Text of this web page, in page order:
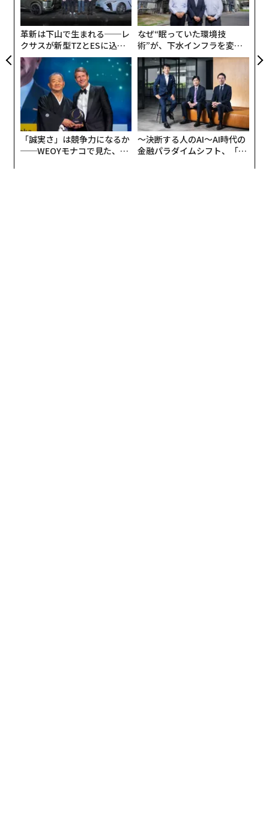
ャーたちをなんとかして排除しようとするはずだ、と考
える人もいるかもしれない。ところが、無能なマネージ
ャーは依然としてそこらじゅうにいる。実際、ギャラッ
プの調査では、企業が適切な志願者を選びそこなうケー
スは82％に上るという。
ひどいマネージャーがいなくならない理由
1. 「昇進の階段」に柔軟性がない
多くの組織では、キャリアにおける昇進の道が狭い。意
革新は下山で生まれる──レ
クサスが新型TZとESに込め
た「DISCOVER」の哲学
なぜ“眠っていた環境技
術”が、下水インフラを変え
たのか──産総研×月島JFE
アクアソリューションの10年
「誠実さ」は競争力になるか
──WEOYモナコで見た、く
〜決断する人のAI〜AI時代の
金融パラダイムシフト、「超